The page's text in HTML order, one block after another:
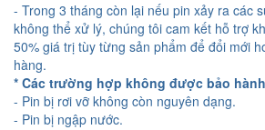
- Trong 3 tháng còn lại nếu pin xảy ra các
không thể xử lý, chúng tôi cam kết hỗ trợ
50% giá trị tùy từng sản phẩm để đổi mới
hàng.
* Các trường hợp không được bảo
- Pin bị rơi vỡ không còn nguyên dạng.
- Pin bị ngập nước.